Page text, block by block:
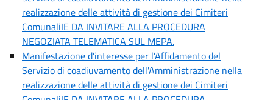
realizzazione delle attività di gestione dei Cimiteri
ComunaliIE DA INVITARE ALLA PROCEDURA
NEGOZIATA TELEMATICA SUL MEPA.
Manifestazione d'interesse per l'Affidamento del
Servizio di coadiuvamento dell'Amministrazione nella
realizzazione delle attività di gestione dei Cimiteri